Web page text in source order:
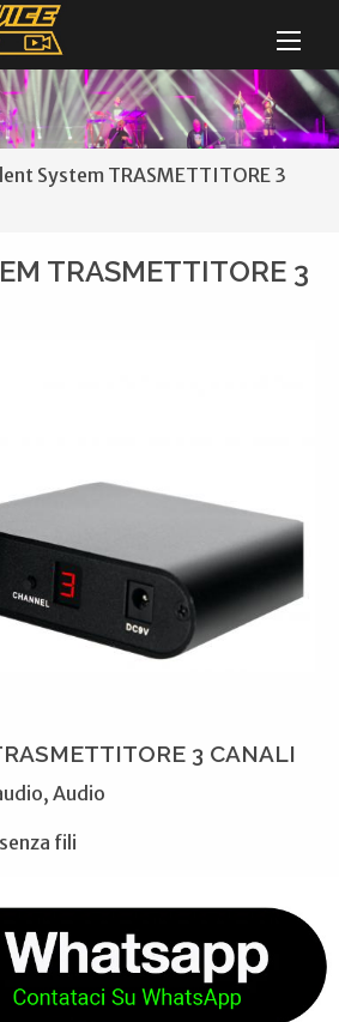
System TRASMETTITORE 3
TRASMETTITORE 3
3 CANALI
Audio
fili